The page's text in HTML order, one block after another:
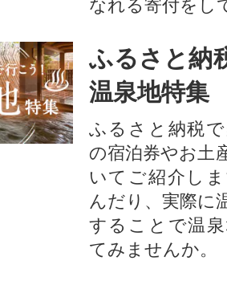
なれる寄付をし
ふるさと納
温泉地特集
ふるさと納税
の宿泊券やお土
いてご紹介し
んだり、実際に
することで温
てみませんか。